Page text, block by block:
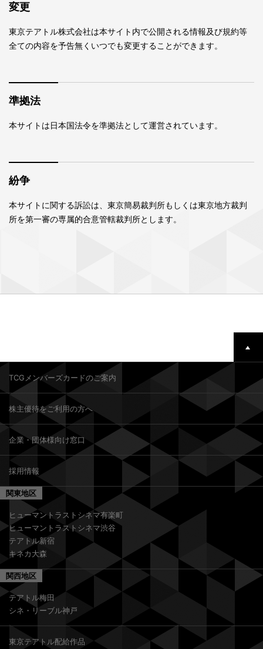
変更
東京テアトル株式会社は本サイト内で公開される情報及び規約等
全ての内容を予告無くいつでも変更することができます。
準拠法
本サイトは日本国法令を準拠法として運営されています。
紛争
本サイトに関する訴訟は、東京簡易裁判所もしくは東京地方裁判
所を第一審の専属的合意管轄裁判所とします。
TCGメンバーズカードのご案内
株主優待をご利用の方へ
企業・団体様向け窓口
採用情報
関東地区
ヒューマントラストシネマ有楽町
ヒューマントラストシネマ渋谷
テアトル新宿
キネカ大森
関西地区
テアトル梅田
シネ・リーブル神戸
東京テアトル配給作品